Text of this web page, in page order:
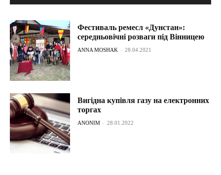
Фестиваль ремесл «Дунстан»:
середньовічні розваги під Вінницею
ANNA MOSHAK - 28.04.2021
Вигідна купівля газу на електронних
торгах
ANONIM - 28.01.2022